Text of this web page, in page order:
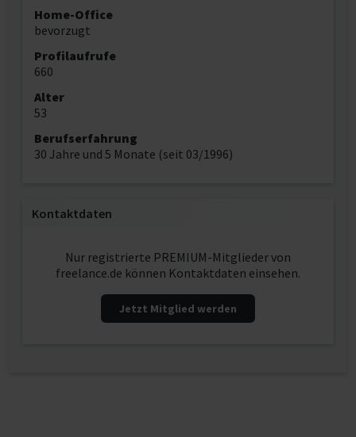
Home-Office
bevorzugt
Profilaufrufe
660
Alter
53
Berufserfahrung
30 Jahre und 5 Monate (seit 03/1996)
Kontaktdaten
Nur registrierte PREMIUM-Mitglieder von
freelance.de können Kontaktdaten einsehen.
Jetzt Mitglied werden